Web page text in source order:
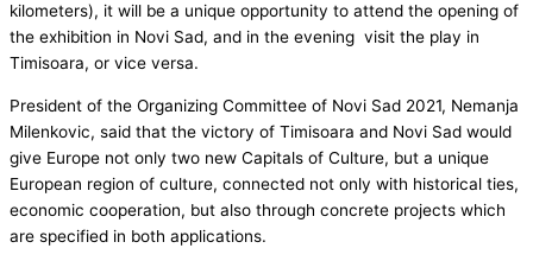
kilometers), it will be a unique opportunity to attend the opening of
the exhibition in Novi Sad, and in the evening visit the play in
Timisoara, or vice versa.
President of the Organizing Committee of Novi Sad 2021, Nemanja
Milenkovic, said that the victory of Timisoara and Novi Sad would
give Europe not only two new Capitals of Culture, but a unique
European region of culture, connected not only with historical ties,
economic cooperation, but also through concrete projects which
are specified in both applications.